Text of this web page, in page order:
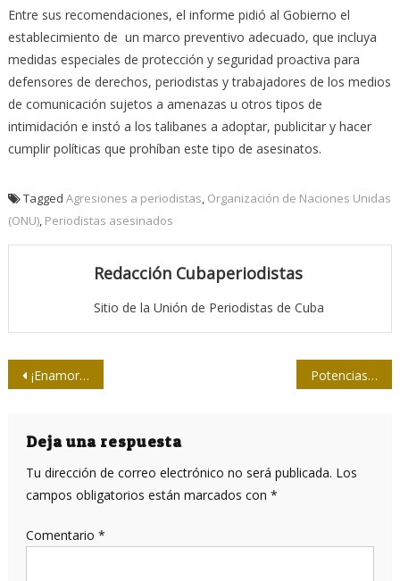
Entre sus recomendaciones, el informe pidió al Gobierno el
establecimiento de un marco preventivo adecuado, que incluya
medidas especiales de protección y seguridad proactiva para
defensores de derechos, periodistas y trabajadores de los medios
de comunicación sujetos a amenazas u otros tipos de
intimidación e instó a los talibanes a adoptar, publicitar y hacer
cumplir políticas que prohíban este tipo de asesinatos.
Tagged Agresiones a periodistas Organización de Naciones Unidas
(ONU), Periodistas asesinados
Redacción Cubaperiodistas
Sitio de la Unión de Periodistas de Cuba
Navegación
entradas
¡Enamorarse! Potencias mundiales compiten por el liderazgo en las redes 6G
Deja una respuesta
Tu dirección de correo electrónico no será publicada. Los
campos obligatorios están marcados con *
Comentario *